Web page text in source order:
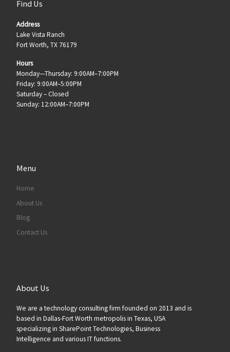
Find Us
Address
Lake Vista Ranch
Fort Worth, TX 76179
Hours
Monday—Thursday: 9:00AM–7:00PM
Friday: 9:00AM–5:00PM
Saturday – Closed
Sunday: 12:00AM–7:00PM
Menu
Home
About Us
Blog
Contact Us
About Us
We are a technology consulting firm founded on 2013 and is
based in Dallas-Fort Worth metropolis in Texas, USA
specializing in SharePoint Technologies, Business
Intelligence and various IT functions.